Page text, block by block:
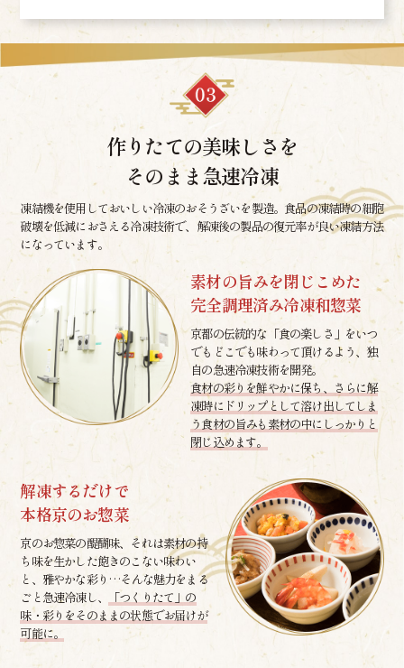
作りたての美味しさを
そのまま急速冷凍
凍結機を使用しておいしい冷凍のおそうざいを製造。食品の凍結時の細胞
破壊を低減におさえる冷凍技術で、解凍後の製品の復元率が良い凍結方法
になっています。
素材の旨みを閉じこめた
完全調理済み冷凍和惣菜
京都の伝統的な「食の楽しさ」をいつ
でもどこでも味わって頂けるよう、独
自の急速冷凍技術を開発。
食材の彩りを鮮やかに保ち、さらに解
凍時にドリップとして溶け出してしま
う食材の旨みも素材の中にしっかりと
閉じ込めます。
解凍するだけで
本格京のお惣菜
京のお惣菜の醍醐味、それは素材の持
ち味を生かした飽きのこない味わい
と、雅やかな彩り…そんな魅力をまる
ごと急速冷凍し、
「つくりたて」の
味・彩りをそのままの状態でお届けが
可能に。